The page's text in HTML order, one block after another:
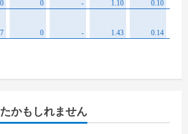
かもしれません